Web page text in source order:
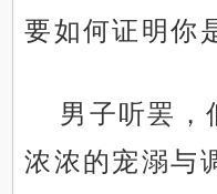
要如何证明你
男子听罢，
浓浓的宠溺与